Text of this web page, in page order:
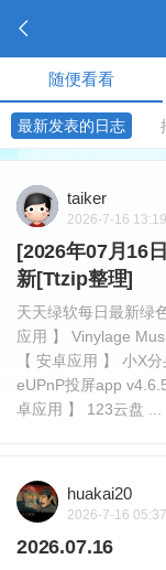
随便看看
最新发表的日志
taiker
2026-7-16 13:19
[2026年07月16
新[Ttzip整理]
天天绿软每日最新绿
应用 】 Vinylage
【 安卓应用 】 小X
eUPnP投屏app
卓应用 】 123云盘 ...
huakai20
2026-7-16 05:37
2026.07.16